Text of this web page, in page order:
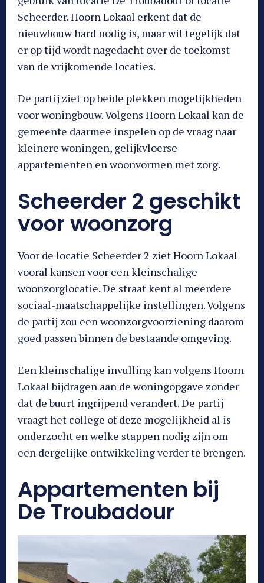
Scheerder. Hoorn Lokaal erkent dat de
nieuwbouw hard nodig is, maar wil tegelijk dat
er op tijd wordt nagedacht over de toekomst
van de vrijkomende locaties.
De partij ziet op beide plekken mogelijkheden
voor woningbouw. Volgens Hoorn Lokaal kan de
gemeente daarmee inspelen op de vraag naar
kleinere woningen, gelijkvloerse
appartementen en woonvormen met zorg.
Scheerder 2 geschikt
voor woonzorg
Voor de locatie Scheerder 2 ziet Hoorn Lokaal
vooral kansen voor een kleinschalige
woonzorglocatie. De straat kent al meerdere
sociaal-maatschappelijke instellingen. Volgens
de partij zou een woonzorgvoorziening daarom
goed passen binnen de bestaande omgeving.
Een kleinschalige invulling kan volgens Hoorn
Lokaal bijdragen aan de woningopgave zonder
dat de buurt ingrijpend verandert. De partij
vraagt het college of deze mogelijkheid al is
onderzocht en welke stappen nodig zijn om
een dergelijke ontwikkeling verder te brengen.
Appartementen bij
De Troubadour